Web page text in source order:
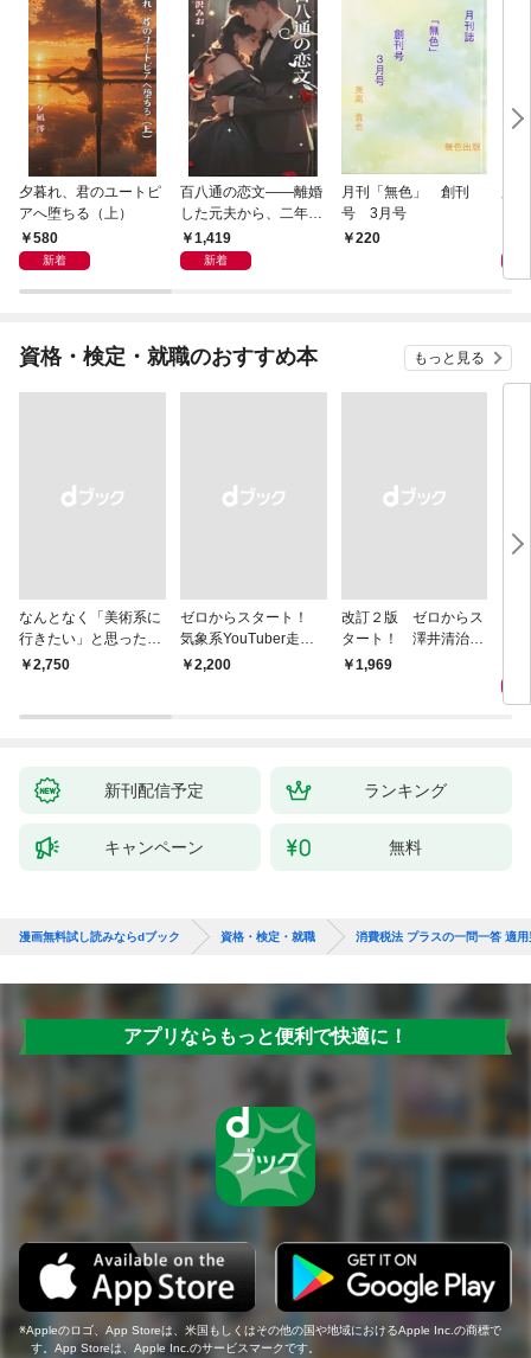
夕暮れ、君のユートピ
アへ堕ちる（上）
580
新着
百八通の恋文――離婚
した元夫から、二年遅
れの愛が届きました
1,419
新着
月刊「無色」 創刊
号 3月号
220
資格・検定・就職のおすすめ本 もっと見る
なんとなく「美術系に
行きたい」と思ったと
きに読む 美大入試完
￥2,750
ゼロからスタート！
気象系YouTuber走る
人参の気象予報士１冊
￥2,200
改訂２版 ゼロからス
タート！ 澤井清治の
社労士１冊目の教科書
￥1,969
新刊配信予定 ランキング
キャンペーン 無料
漫画無料試し読みならdブック 資格・検定・就職 消費税法 プラスの一問一答 適
アプリならもっと便利で快適に！
Appleのロゴ、App Storeは、米国もしくはその他の国や地域におけるApple Inc.の商標で
す。App Storeは、Apple Inc.のサービスマークです。